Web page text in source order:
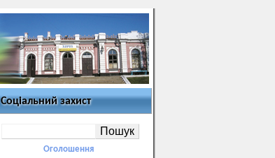
Соціальний захист
Оголошення